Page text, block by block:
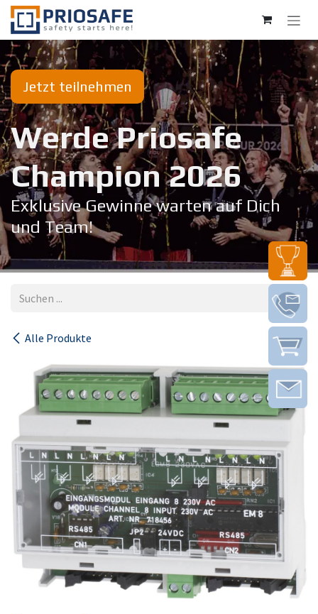
Zum Inhalt springen
Jetzt teilnehmen
Werde Priosafe
Champion 20​26
Exklusive Gewinne warten auf Dich
und Team!
Alle Produkte